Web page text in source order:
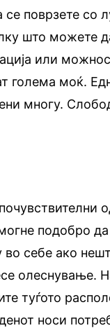
поврзете со
што можете
или
голема моќ.
многу.
подобро
во себе ако
олеснување.
туѓото
носи